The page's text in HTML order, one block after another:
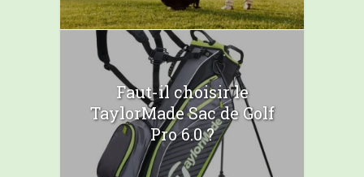
Faut-il choisir le
TaylorMade Sac de Golf
Pro 6.0 ?